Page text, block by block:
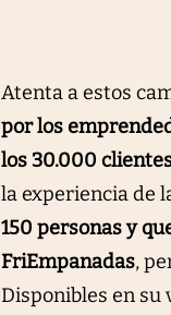
Atenta a estos
por los
los 30.000
la experiencia de
150 personas y
FriEmpanadas,
Disponibles en su